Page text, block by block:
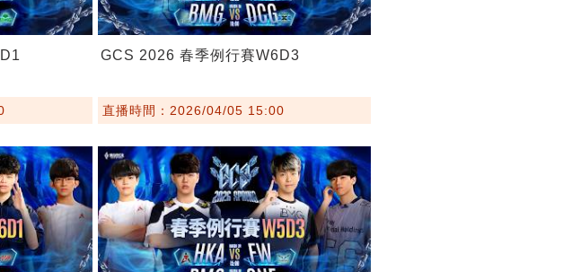
GCS 2026 春季例行賽W6D3
直播時間：2026/04/05 15:00